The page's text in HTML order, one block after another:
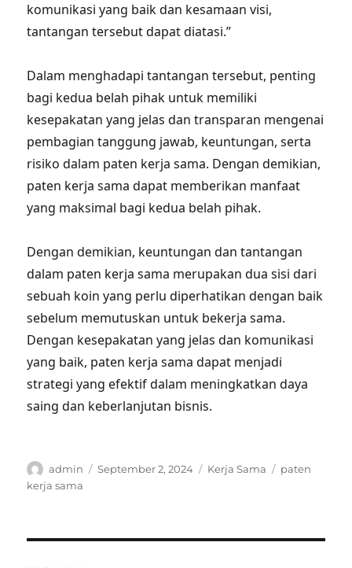
komunikasi yang baik dan kesamaan visi,
tantangan tersebut dapat diatasi.”
Dalam menghadapi tantangan tersebut, penting
bagi kedua belah pihak untuk memiliki
kesepakatan yang jelas dan transparan mengenai
pembagian tanggung jawab, keuntungan, serta
risiko dalam paten kerja sama. Dengan demikian,
paten kerja sama dapat memberikan manfaat
yang maksimal bagi kedua belah pihak.
Dengan demikian, keuntungan dan tantangan
dalam paten kerja sama merupakan dua sisi dari
sebuah koin yang perlu diperhatikan dengan baik
sebelum memutuskan untuk bekerja sama.
Dengan kesepakatan yang jelas dan komunikasi
yang baik, paten kerja sama dapat menjadi
strategi yang efektif dalam meningkatkan daya
saing dan keberlanjutan bisnis.
Author
admin
Posted
September 2, 2024 Categories
Kerja Sama Tags
paten
kerja sama